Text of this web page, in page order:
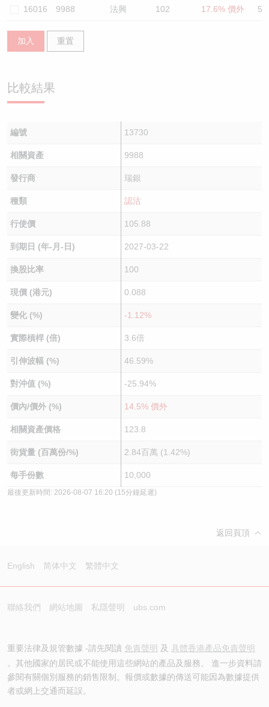
16016 9988 法興 102 17.6% 價外
加入 重置
比較結果
編號 13730
相關資產 9988
發行商 瑞銀
種類 認沽
行使價 105.88
到期日 (年-月-日) 2027-03-22
換股比率 100
現價 (港元) 0.088
變化 (%) -1.12%
實際槓桿 (倍) 3.6倍
引伸波幅 (%) 46.59%
對沖值 (%) -25.94%
價內/價外 (%) 14.5% 價外
相關資產價格 123.8
街貨量 (百萬份/%) 2.84百萬 (1.42%)
每手份數 10,000
最後更新時間: 2026-08-07 16:20 (15分鐘延遲)
返回頁頂
English 简体中文 繁體中文
聯絡我們 網站地圖 私隱聲明 ubs.com
重要法律及規管數據 -請先閱讀 免責聲明 及 具體香港產品免責聲明
。其他國家的居民或不能使用這些網站的產品及服務。 進一步資料請
參閱有關個別服務的銷售限制。報價或數據的傳送可能因為數據提供
者或網上交通而延誤。
牛熊證文件及公告
牛熊證文件及公告 (瑞信)
ADR
收市競價變化